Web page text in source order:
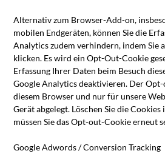
Alternativ zum Browser-Add-on,
mobilen Endgeräten, können Sie die
Analytics zudem verhindern, indem Sie
klicken. Es wird ein Opt-Out-Cookie
Erfassung Ihrer Daten beim Besuch
Google Analytics deaktivieren. Der
diesem Browser und nur für unsere
Gerät abgelegt. Löschen Sie die
müssen Sie das Opt-out-Cookie erneut
Google Adwords / Conversion Tracking